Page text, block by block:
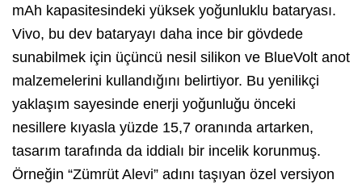
mAh kapasitesindeki yüksek yoğunluklu bataryası.
Vivo, bu dev bataryayı daha ince bir gövdede
sunabilmek için üçüncü nesil silikon ve BlueVolt anot
malzemelerini kullandığını belirtiyor. Bu yenilikçi
yaklaşım sayesinde enerji yoğunluğu önceki
nesillere kıyasla yüzde 15,7 oranında artarken,
tasarım tarafında da iddialı bir incelik korunmuş.
Örneğin “Zümrüt Alevi” adını taşıyan özel versiyon